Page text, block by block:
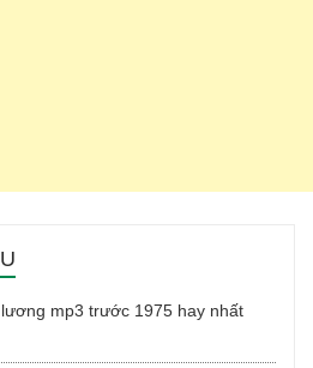
mp3 trước 1975 hay nhất